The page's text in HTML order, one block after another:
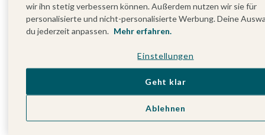
Dankeskarten Geburtstag
Fotobuch Geburtstag
Eventplattform
Einladungskarten 1. Geburtstag
Fotogeschenke
Fotobücher
wir ihn stetig verbessern können. Außerdem nutzen wir sie für
personalisierte und nicht-personalisierte Werbung. Deine
du jederzeit anpassen. Mehr erfahren.
Einstellungen
Ablehnen
Geht klar